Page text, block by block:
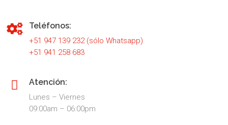
Teléfonos:
+51 947 139 232 (sólo Whatsapp)
+51 941 258 683
Atención:
Lunes – Viernes
09:00am – 06:00pm